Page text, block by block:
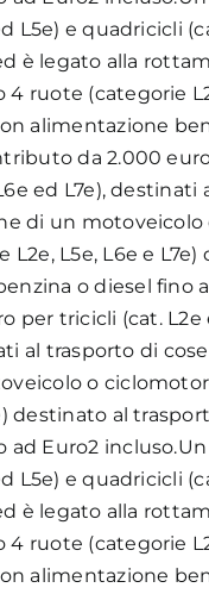
L5e) e quadricicli
è legato alla
ruote (categorie
alimentazione
da 2.000
ed L7e), destinati
di un motoveicolo
L5e, L6e e L7e)
o diesel fino
per tricicli (cat. L2e
al trasporto di
o
destinato al
ad Euro2
L5e) e quadricicli
è legato alla
ruote (categorie
alimentazione